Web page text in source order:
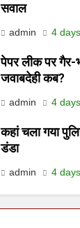
सवाल
admin 4
पेपर लीक पर गैर-
जवाबदेही कब?
admin 4
कहां चला गया
डंडा
admin 4